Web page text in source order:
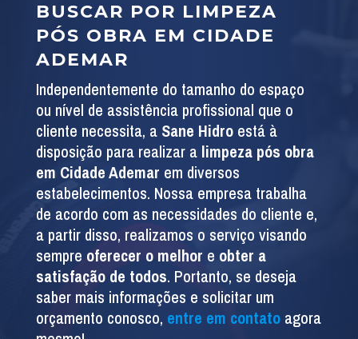
BUSCAR POR LIMPEZA
PÓS OBRA EM CIDADE
ADEMAR
Independentemente do tamanho do espaço
ou nível de assistência profissional que o
cliente necessita, a Sane Hidroestá à
disposição para realizar a limpeza pós obra
em Cidade Ademar em diversos
estabelecimentos. Nossa empresa trabalha
de acordo com as necessidades do cliente e,
a partir disso, realizamos o serviço visando
sempre oferecer o melhor e obter a
satisfação de todos. Portanto, se deseja
saber mais informações e solicitar um
orçamento conosco, entre em contato agora